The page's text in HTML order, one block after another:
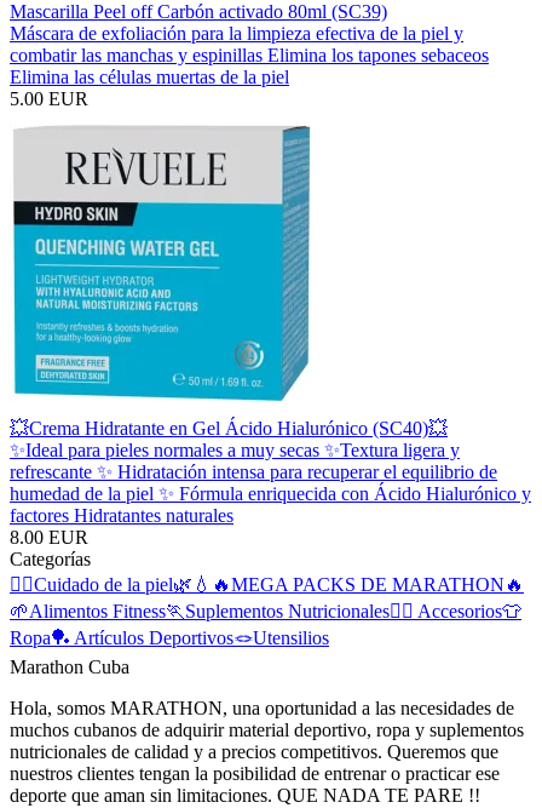
Mascarilla Peel off Carbón activado 80ml (SC39)
Máscara de exfoliación para la limpieza efectiva de la piel y
combatir las manchas y espinillas Elimina los tapones sebaceos
Elimina las células muertas de la piel
5.00 EUR
💥Crema Hidratante en Gel Ácido Hialurónico (SC40)💥
✨Ideal para pieles normales a muy secas ✨Textura ligera y
refrescante ✨ Hidratación intensa para recuperar el equilibrio de
humedad de la piel ✨ Fórmula enriquecida con Ácido Hialurónico y
factores Hidratantes naturales
8.00 EUR
Categorías
🧖‍♀️Cuidado de la piel🌿💧 🔥MEGA PACKS DE MARATHON🔥
🌱Alimentos Fitness🏃Suplementos Nutricionales🏋️‍♀️ Accesorios👕
Ropa🏓 Artículos Deportivos🪢Utensilios
Marathon Cuba
Hola, somos MARATHON, una oportunidad a las necesidades de
muchos cubanos de adquirir material deportivo, ropa y suplementos
nutricionales de calidad y a precios competitivos. Queremos que
nuestros clientes tengan la posibilidad de entrenar o practicar ese
deporte que aman sin limitaciones. QUE NADA TE PARE !!